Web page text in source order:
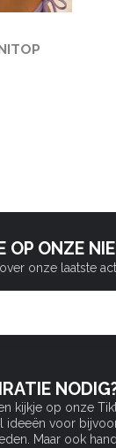
kijkje op onze
ideeën voor
Maar ook
OP ONZE
onze laatste